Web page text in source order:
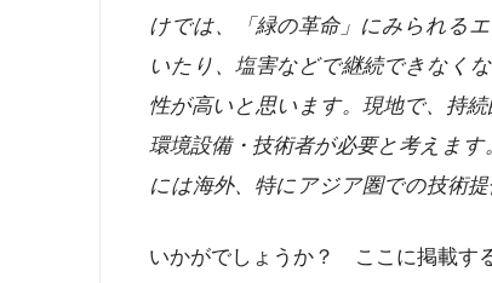
けでは、「緑の革命」にみられる
いたり、塩害などで継続できなく
性が高いと思います。現地で、持
環境設備・技術者が必要と考えま
には海外、特にアジア圏での技術
いかがでしょうか？ ここに掲載す